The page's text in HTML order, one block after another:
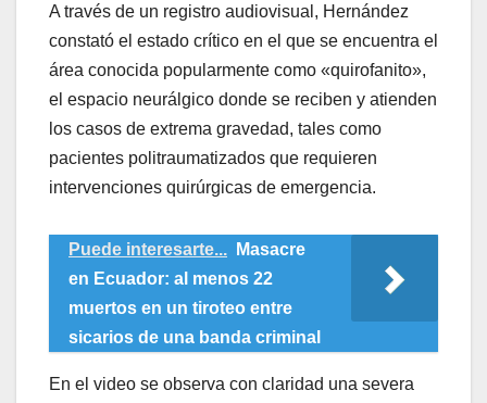
​A través de un registro audiovisual, Hernández
constató el estado crítico en el que se encuentra el
área conocida popularmente como «quirofanito»,
el espacio neurálgico donde se reciben y atienden
los casos de extrema gravedad, tales como
pacientes politraumatizados que requieren
intervenciones quirúrgicas de emergencia.
Puede interesarte...
Masacre
en Ecuador: al menos 22
muertos en un tiroteo entre
sicarios de una banda criminal
​En el video se observa con claridad una severa